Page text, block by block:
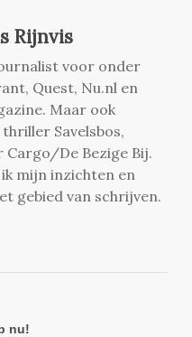
Rijnvis
voor onder
Quest, Nu.nl en
Maar ook
Savelsbos,
Cargo/De Bezige Bij.
mijn inzichten en
gebied van schrijven.
nu!